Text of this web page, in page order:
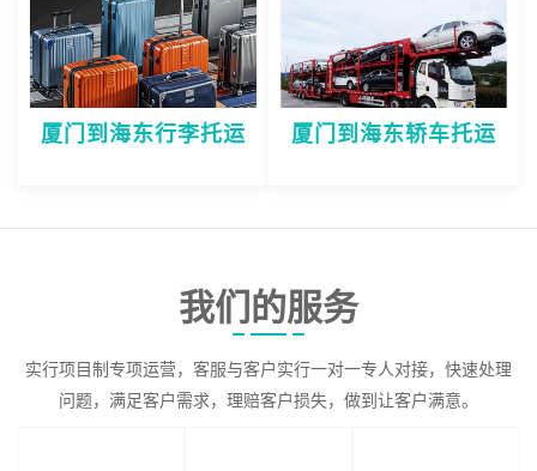
厦门到海东行李托运 厦门到海东轿车托运
我们的服务
实行项目制专项运营，客服与客户实行一对一专人对接，快速处理
问题，满足客户需求，理赔客户损失，做到让客户满意。